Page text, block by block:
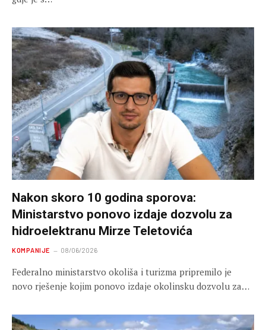
Nakon skoro 10 godina sporova:
Ministarstvo ponovo izdaje dozvolu za
hidroelektranu Mirze Teletovića
KOMPANIJE 08/06/2026
Federalno ministarstvo okoliša i turizma pripremilo je
novo rješenje kojim ponovo izdaje okolinsku dozvolu za…